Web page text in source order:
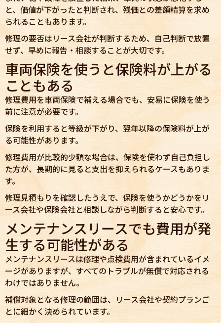
と、価値が下がったと判断され、残価との差額精算を求め
られることもあります。
修理の要否はリース会社が判断するため、自己判断で放置
せず、早めに報告・相談することが大切です。
車両保険を使うと保険料が上がる
こともある
修理費用を車両保険で補える場合でも、安易に保険を使う
前に注意が必要です。
保険を利用すると等級が下がり、翌年以降の保険料が上が
る可能性があります。
修理費用が比較的少額な場合は、保険を使わず自己負担し
た方が、長期的に見ると支出を抑えられるケースもありま
す。
修理見積もりを確認したうえで、保険を使うかどうかをリ
ース会社や保険会社と相談しながら判断すると安心です。
メンテナンスリースでも費用が発
生する可能性がある
メンテナンスリースは修理や点検費用が含まれているイメ
ージがありますが、すべてのトラブルが無償で対応される
わけではありません。
補償対象となる修理の範囲は、リース会社や契約プランご
とに細かく決められています。